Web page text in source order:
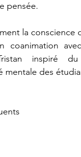
pensée.
la conscience
coanimation
mentale des